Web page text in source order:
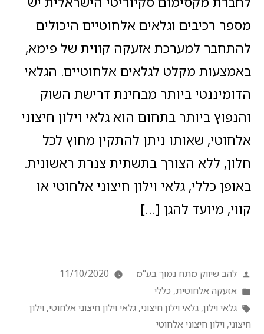
מספר רכיבים וגלאים אלחוטיים היכולים
להתחבר למערכת אזעקה קווית של פימא,
באמצעות מקלט לגלאים אלחוטיים. הגלאי
הדומיננטי ביותר מבחינת דרישת השוק
והנפוץ ביותר בתחום הוא גלאי וילון חיצוני
אלחוטי, שאותו ניתן להתקין מחוץ לכל
חלון, ללא הצורך בתשתית צנרת ראשונית.
באופן כללי, גלאי וילון חיצוני אלחוטי או
קווי, מיועד להגן […]
להב שיווק מתח נמוך בע"מ
11/10/2020
אזעקה אלחוטית, כללי
גלאי וילון, גלאי וילון חיצוני, גלאי וילון חיצוני אלחוטי, וילון
חיצוני, וילון חיצוני אלחוטי